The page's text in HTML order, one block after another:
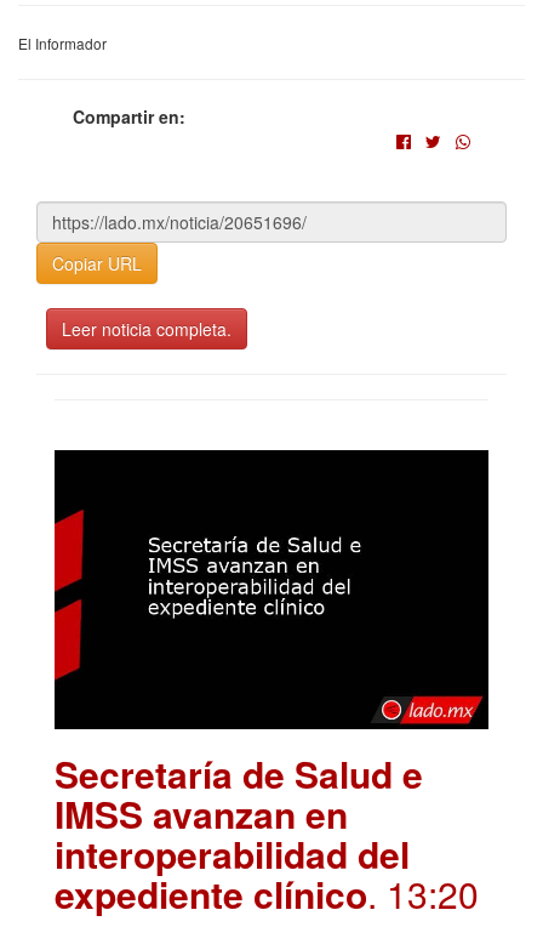
El Informador
Compartir en:
Copiar URL
Leer noticia completa.
Secretaría de Salud e
IMSS avanzan en
interoperabilidad del
expediente clínico. 13:20